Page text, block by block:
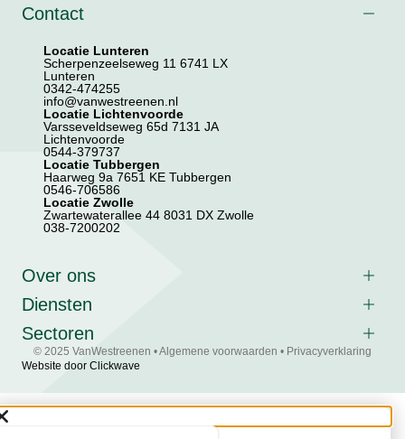
Contact
Locatie Lunteren
Scherpenzeelseweg 11 6741 LX
Lunteren
0342-474255
info@vanwestreenen.nl
Locatie Lichtenvoorde
Varsseveldseweg 65d 7131 JA
Lichtenvoorde
0544-379737
Locatie Tubbergen
Haarweg 9a 7651 KE Tubbergen
0546-706586
Locatie Zwolle
Zwartewaterallee 44 8031 DX Zwolle
038-7200202
Over ons
Diensten
Sectoren
Website door Clickwave
© 2025 VanWestreenen •Algemene voorwaarden • Privacyverklaring